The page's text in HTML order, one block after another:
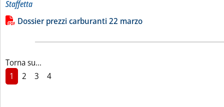
Staffetta
Leggi tutta la notizia: 'Dossier prezzi carburanti'
Lista allegati PDF alla notizia
Dossier prezzi carburanti 22 marzo
Torna su...
1
2 3 4